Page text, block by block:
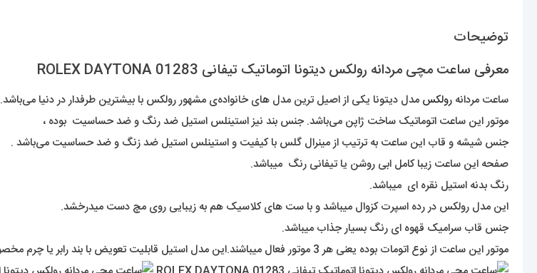
توضیحات
معرفی ساعت مچی مردانه رولکس دیتونا اتوماتیک تیفانی 01283 ROLEX DAYTONA
ساعت مردانه رولکس مدل دیتونا یکی از اصیل ترین مدل های خانواده‌ی مشهور رولکس با بیشترین طرفدار در دنیا می‌باشد.
موتور این ساعت اتوماتیک ساخت ژاپن می‌باشد. جنس بند نیز استینلس استیل ضد رنگ و ضد حساسیت بوده ،
جنس شیشه و قاب این ساعت به ترتیب از مینرال گلس با کیفیت و استینلس استیل ضد زنگ و ضد حساسیت می‌باشد .
صفحه این ساعت زیبا کامل ابی روشن یا تیفانی رنگ میباشد.
رنگ بدنه استیل نقره ای میباشد.
این مدل رولکس در رده اسپرت کزوال میباشد و با ست های کلاسیک هم به زیبایی روی مچ دست میدرخشد.
جنس قاب سرامیک قهوه ای رنگ بسیار جذاب میباشد.
موتور این ساعت از نوع اتومات بوده یعنی هر 3 موتور فعال میباشند.این مدل استیل قابلیت تعویض با بند رابر یا چرم مخصوص همین ساعت رو هم دارد.